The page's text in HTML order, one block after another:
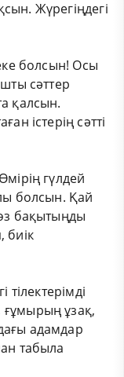
Жүрегіңдегі
болсын! Осы
сәттер
қалсын.
істерің сәтті
гүлдей
болсын. Қай
бақытыңды
биік
ұзақ,
адамдар
табыла